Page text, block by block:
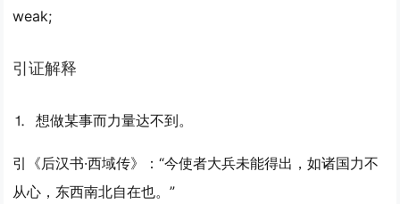
weak;
引证解释
⒈ 想做某事而力量达不到。
引 《后汉书·西域传》：“今使者大兵未能得出，如诸国力不
从心，东西南北自在也。”